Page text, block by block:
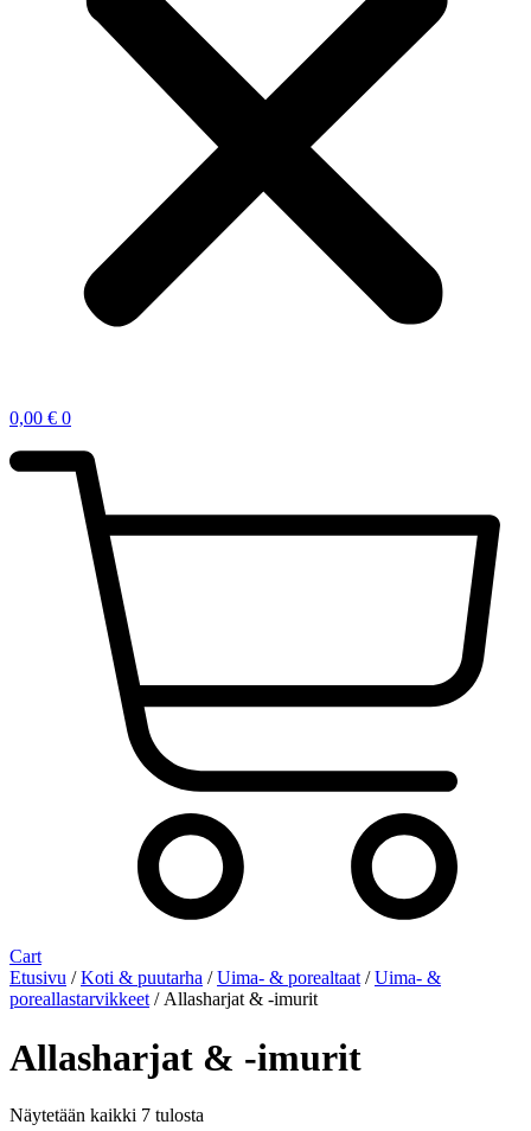
0,00 € 0
Cart
Etusivu /Koti & puutarha /Uima- & porealtaat /Uima- &
poreallastarvikkeet / Allasharjat & -imurit
Allasharjat & -imurit
Näytetään kaikki 7 tulosta